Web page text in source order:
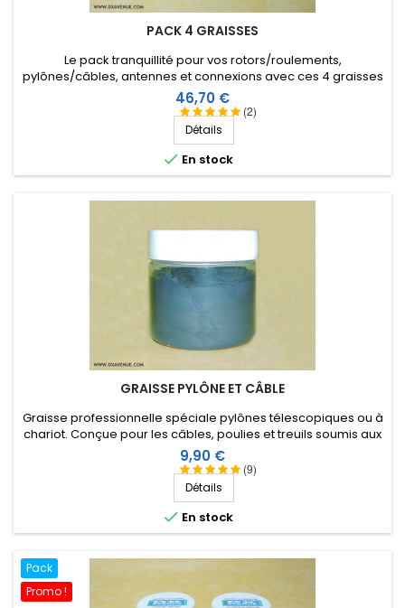
PACK 4 GRAISSES
(2)
Le pack tranquillité pour vos rotors/roulements,
pylônes/câbles, antennes et connexions avec ces 4 graisses
(cuivre, aluminium, rotor et pylône) à prix réduit.
Prix
46,70 €
Détails
 En stock
GRAISSE PYLÔNE ET CÂBLE
(9)
Graisse professionnelle spéciale pylônes télescopiques ou à
chariot. Conçue pour les câbles, poulies et treuils soumis aux
fortes charges. Bonne résistance à l'eau.
Prix
9,90 €
Détails
 En stock
Pack
Promo !